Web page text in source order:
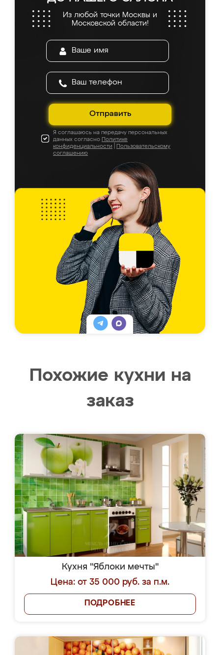
Из любой точки Москвы и
Московской области!
Отправить
Я соглашаюсь на передачу персональных
данных согласно Политике
конфиденциальности
Пользовательскому
соглашению
Похожие кухни на
заказ
Кухня "Яблоки мечты"
Цена: от 35 000 руб. за п.м.
ПОДРОБНЕЕ